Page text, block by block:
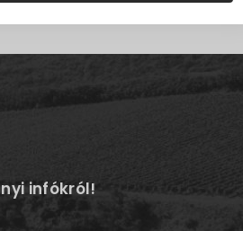
infókról!